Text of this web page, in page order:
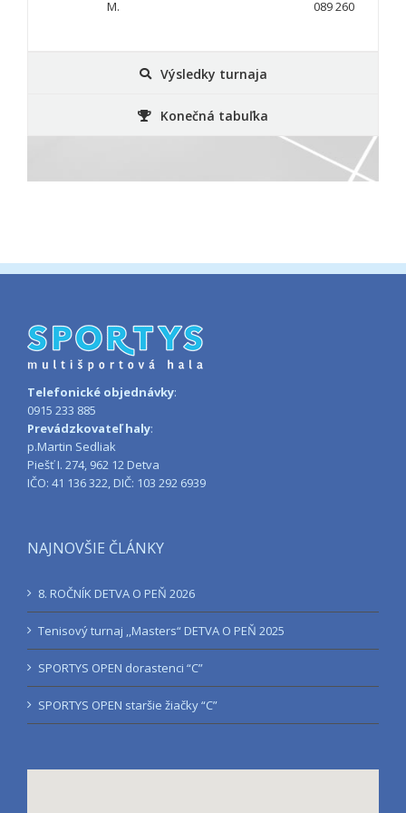
M. 089 260
Výsledky turnaja
Konečná tabuľka
Telefonické objednávky:
0915 233 885
Prevádzkovateľ haly:
p.Martin Sedliak
Piešť I. 274, 962 12 Detva
IČO: 41 136 322, DIČ: 103 292 6939
NAJNOVŠIE ČLÁNKY
8. ROČNÍK DETVA O PEŇ 2026
Tenisový turnaj ,,Masters“ DETVA O PEŇ 2025
SPORTYS OPEN dorastenci “C”
SPORTYS OPEN staršie žiačky “C”